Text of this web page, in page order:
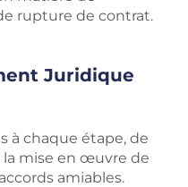
rupture de contrat.
Juridique
à chaque étape, de
la mise en œuvre de
amiables.